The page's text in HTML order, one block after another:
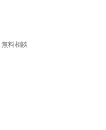
料相談